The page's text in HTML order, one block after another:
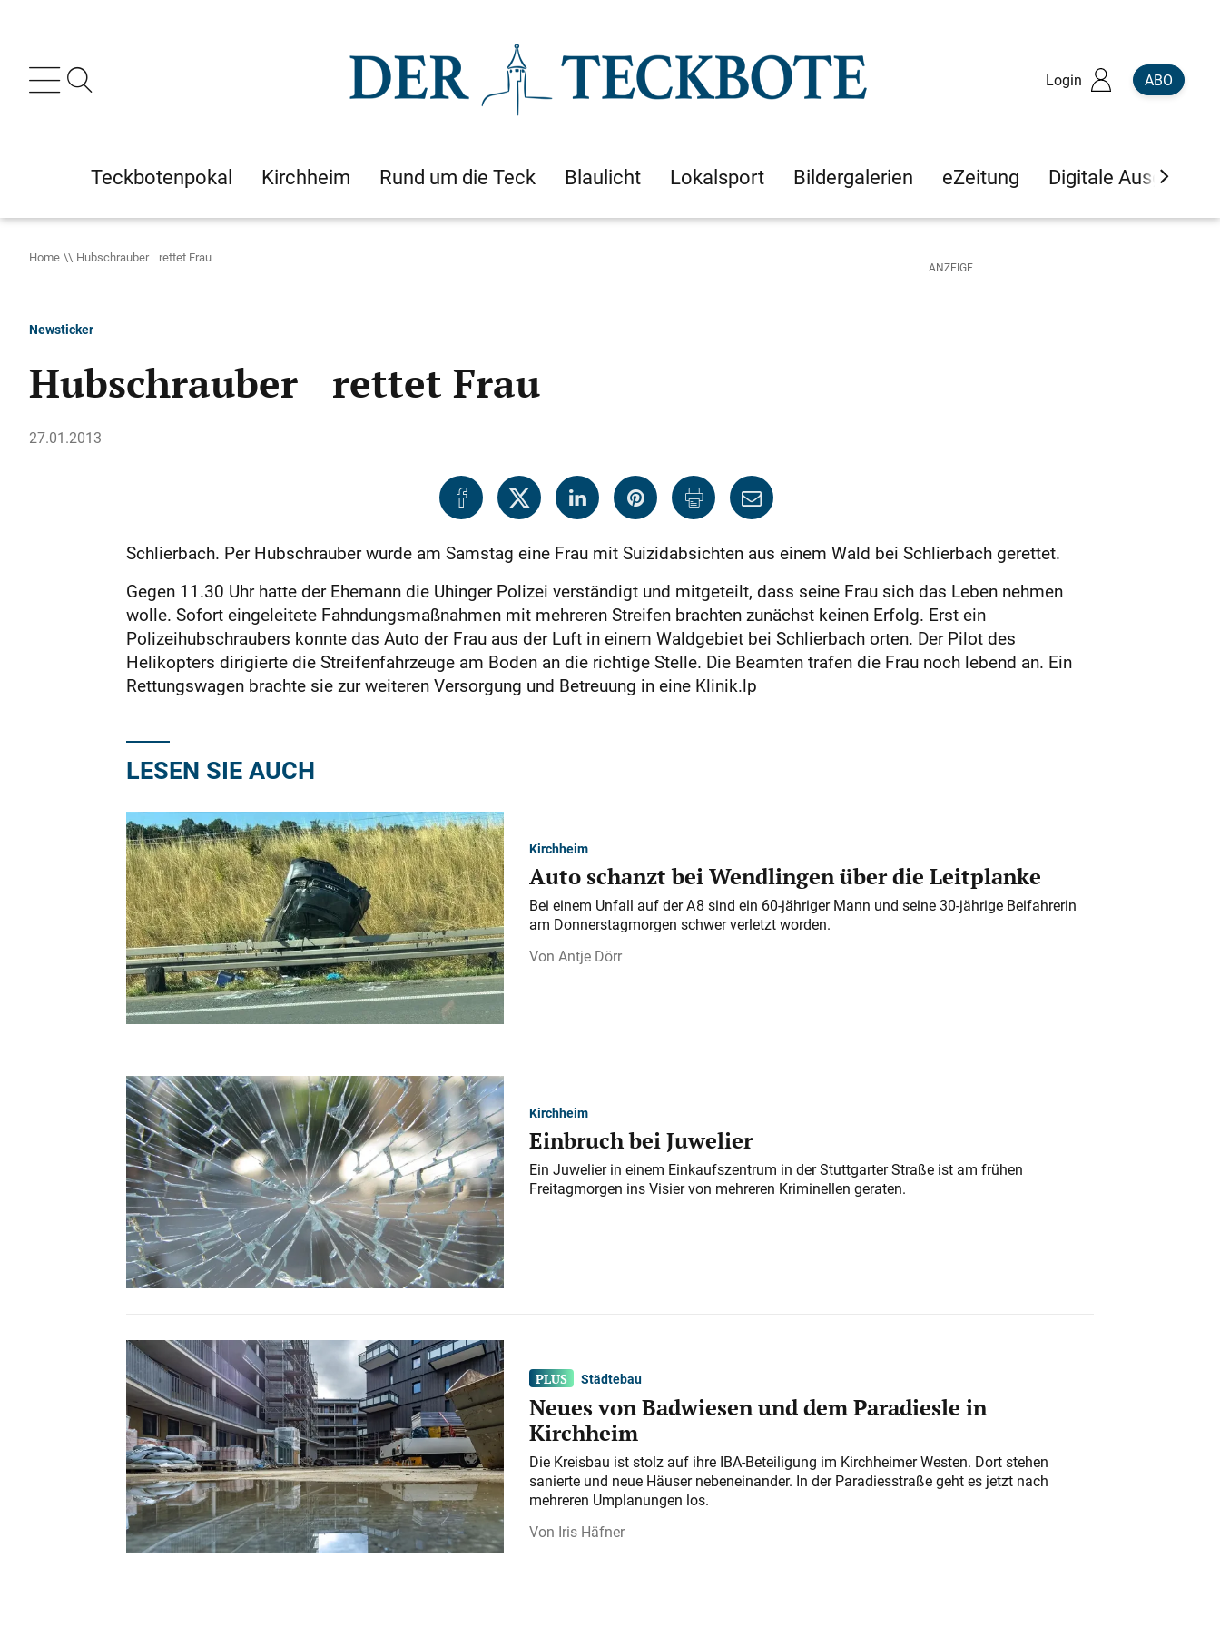
Login ABO
Teckbotenpokal Kirchheim Rund um die Teck Blaulicht Lokalsport Bildergalerien eZeitung Digitale Ausgaben
Home Hubschrauber rettet Frau
Newsticker
Hubschrauber rettet Frau
27.01.2013
Schlierbach. Per Hubschrauber wurde am Samstag eine Frau mit Suizidabsichten aus einem Wald bei Schlierbach gerettet.
Gegen 11.30 Uhr hatte der Ehemann die Uhinger Polizei verständigt und mitgeteilt, dass seine Frau sich das Leben nehmen
wolle. Sofort eingeleitete Fahndungsmaßnahmen mit mehreren Streifen brachten zunächst keinen Erfolg. Erst ein
Polizeihubschraubers konnte das Auto der Frau aus der Luft in einem Waldgebiet bei Schlierbach orten. Der Pilot des
Helikopters dirigierte die Streifenfahrzeuge am Boden an die richtige Stelle. Die Beamten trafen die Frau noch lebend an. Ein
Rettungswagen brachte sie zur weiteren Versorgung und Betreuung in eine Klinik.lp
LESEN SIE AUCH
Kirchheim
Auto schanzt bei Wendlingen über die Leitplanke
Bei einem Unfall auf der A 8 sind ein 60-jähriger Mann und seine 30-jährige Beifahrerin
am Donnerstagmorgen schwer verletzt worden.
Antje Dörr
Kirchheim
Einbruch bei Juwelier
Ein Juwelier in einem Einkaufszentrum in der Stuttgarter Straße ist am frühen
Freitagmorgen ins Visier von mehreren Kriminellen geraten.
Städtebau
Neues von Badwiesen und dem Paradiesle in
Kirchheim
Die Kreisbau ist stolz auf ihre IBA-Beteiligung im Kirchheimer Westen. Dort stehen
sanierte und neue Häuser nebeneinander. In der Paradiesstraße geht es jetzt nach
mehreren Umplanungen los.
Iris Häfner